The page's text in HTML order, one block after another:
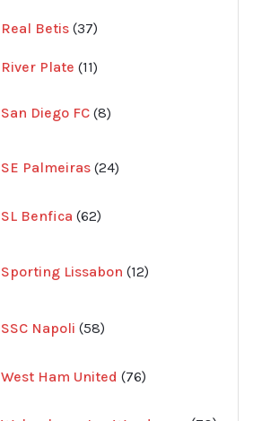
Real Betis 37
produkter
River Plate 1111
San Diego FC 8produkter
SE Palmeiras 24
produkter
SL Benfica 62
produkter
Sporting Lissabon 12produkter
SSC Napoli 58
produkter
West Ham United 76
produkter